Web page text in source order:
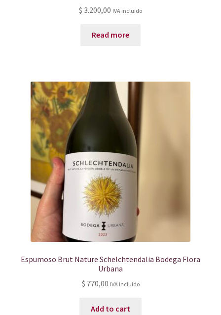
$ 3.200,00 IVA incluido
Read more
Espumoso Brut Nature Schelchtendalia Bodega Flora
Urbana
$ 770,00 IVA incluido
Add to cart